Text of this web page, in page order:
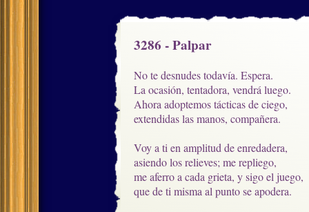
3286 - Palpar
No te desnudes todavía. Espera.
La ocasión, tentadora, vendrá luego.
Ahora adoptemos tácticas de ciego,
extendidas las manos, compañera.
Voy a ti en amplitud de enredadera,
asiendo los relieves; me repliego,
me aferro a cada grieta, y sigo el juego,
que de ti misma al punto se apodera.